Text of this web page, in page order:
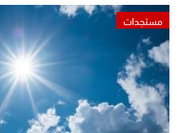
مستجدات